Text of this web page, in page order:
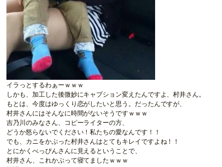
イラっとするわぁーｗｗｗ
しかも、加工した後微妙にキャプション変えたんですよ、村井さん。
もとは、今度はゆっくり恋がしたいと思う。だったんですが、
村井さんにはそんなに時間がないそうですｗｗｗ
吉乃川のみなさん、コピーライターの方、
どうか怒らないでください！私たちの愛なんです！！
でも、カニをかぶった村井さんはとてもキレイですよね！！
とにかくべっぴんさんに見えるということで、
村井さん、これかぶって寝てましたｗｗｗ